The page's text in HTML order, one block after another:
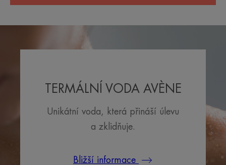
TERMÁLNÍ VODA AVÈNE
Unikátní voda, která přináší úlevu
a zklidňuje.
Bližší informace